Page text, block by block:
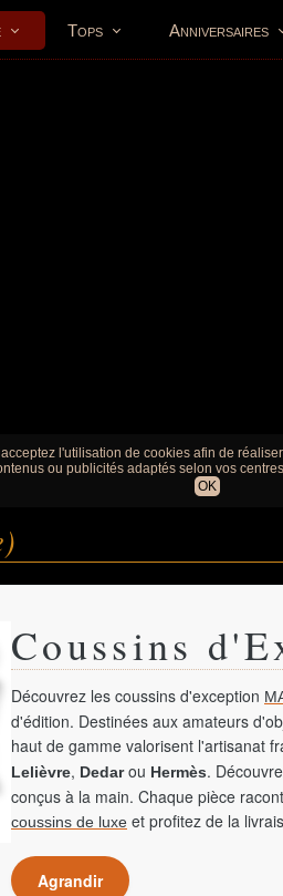
Tops Anniversaires
l'utilisation de cookies afin de
ou publicités adaptés selon vos
OK
Coussins
Découvrez les coussins d'exception
d'édition. Destinées aux amateurs
haut de gamme valorisent l'artisanat
Lelièvre, Dedarou Hermès.
conçus à la main. Chaque pièce
coussins de luxe et profitez de la
Agrandir